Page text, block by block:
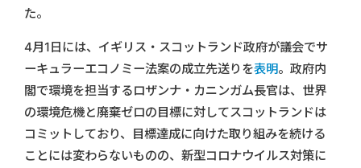
た。
4月1日には、イギリス・スコットランド政府が議会でサ
ーキュラーエコノミー法案の成立先送りを表明。政府内
閣で環境を担当するロザンナ・カニンガム長官は、世界
の環境危機と廃棄ゼロの目標に対してスコットランドは
コミットしており、目標達成に向けた取り組みを続ける
ことには変わらないものの、新型コロナウイルス対策に